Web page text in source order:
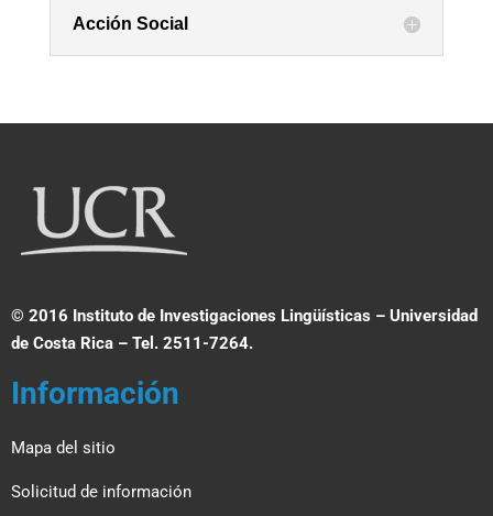
Acción Social
© 2016 Instituto de Investigaciones Lingüísticas – Universidad
de Costa Rica – Tel. 2511-7264.
Información
Mapa del sitio
Solicitud de información